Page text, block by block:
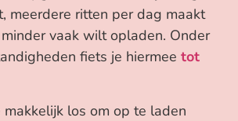
meerdere ritten per dag maakt
vaak wilt opladen. Onder
fiets je hiermee tot
makkelijk los om op te laden